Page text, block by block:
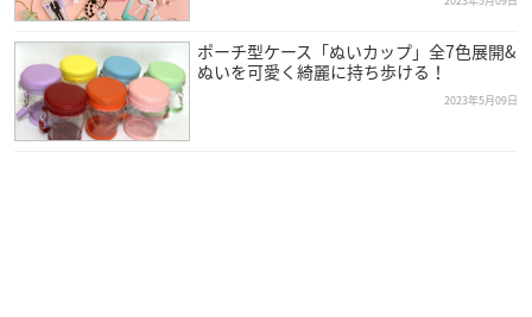
ポーチ型ケース「ぬいカップ」全7色展開&
ぬいを可愛く綺麗に持ち歩ける！
2023年5月09日